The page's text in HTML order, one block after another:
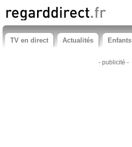
TV en direct Actualités Enfants
- publicité -